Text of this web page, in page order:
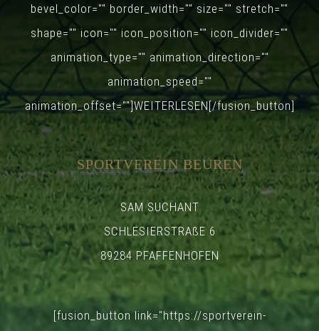
bevel_color="" border_width="" size="" stretch=""
shape="" icon="" icon_position="" icon_divider=""
animation_type="" animation_direction=""
animation_speed=""
animation_offset=""]WEITERLESEN[/fusion_button]
SPORTVEREIN BEUREN
SAM SUCHANT
SCHLESIERSTRAßE 6
89284 PFAFFENHOFEN
[fusion_button link="https://sportverein-